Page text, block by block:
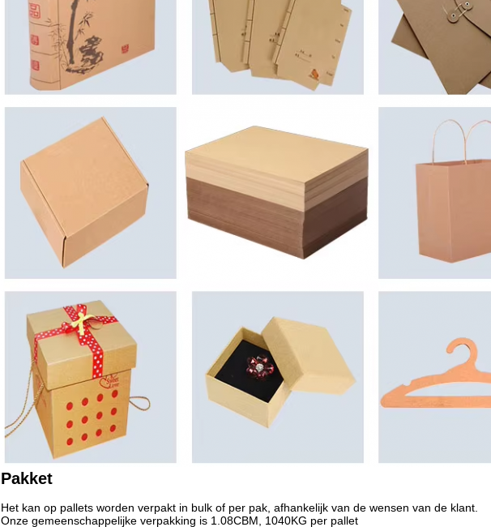
Pakket
Het kan op pallets worden verpakt in bulk of per pak, afhankelijk van de wensen van de klant.
Onze gemeenschappelijke verpakking is 1.08CBM, 1040KG per pallet